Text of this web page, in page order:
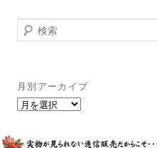
検
索
月別アーカイブ
月
ー